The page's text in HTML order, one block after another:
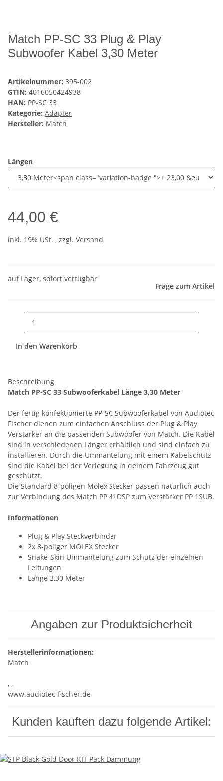
Match PP-SC 33 Plug & Play
Subwoofer Kabel 3,30 Meter
Artikelnummer: 395-002
GTIN: 4016050424938
HAN: PP-SC 33
Kategorie: Adapter
Hersteller: Match
Längen
44,00 €
inkl. 19% USt. , zzgl. Versand
auf Lager, sofort verfügbar
Frage zum Artikel
In den Warenkorb
Beschreibung
Match PP-SC 33 Subwooferkabel Länge 3,30 Meter
Der fertig konfektionierte PP-SC Subwooferkabel von Audiotec
Fischer dienen zum einfachen Anschluss der Plug & Play
Verstärker an die passenden Subwoofer von Match. Die Kabel
sind in verschiedenen Länger erhältlich und sind einfach zu
installieren. Durch die Ummantelung mit einem Kabelschutz
sind die Kabel bei der Verlegung in deinem Fahrzeug gut
geschützt.
Die Standard 8-poligen Molex Stecker passen natürlich auch
zur Verbindung des Match PP 41DSP zum Verstärker PP 1SUB.
Informationen
Plug & Play Steckverbinder
2x 8-poliger MOLEX Stecker
Snake-Skin Ummantelung zum Schutz der einzelnen
Leitungen
Länge 3,30 Meter
Angaben zur Produktsicherheit
Herstellerinformationen:
Match
, ,
www.audiotec-fischer.de
Kunden kauften dazu folgende Artikel: